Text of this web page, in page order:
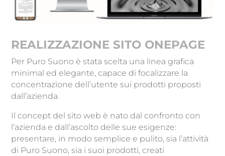
REALIZZAZIONE SITO ONEPAGE
Per Puro Suono è stata scelta una linea grafica
minimal ed elegante, capace di focalizzare la
concentrazione dell’utente sui prodotti proposti
dall’azienda.
Il concept del sito web è nato dal confronto con
l’azienda e dall’ascolto delle sue esigenze:
presentare, in modo semplice e pulito, sia l’attività
di Puro Suono, sia i suoi prodotti, creati